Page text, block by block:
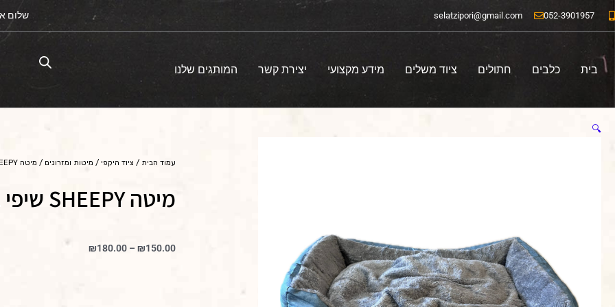
לתוכן
052-3901957
selatzipori@gmail.com שלום
בית כלבים חתולים ציוד משלים מידע מקצועי יצירת קשר המותגים שלנו
🔍
עמוד הבית / ציוד היקפי / מיטות ומזרונים / מיטה SHEEPY שיפי בצבע כחול
מיטה SHEEPY שיפי בצבע כחול
₪150.00
–
₪180.00
טווח